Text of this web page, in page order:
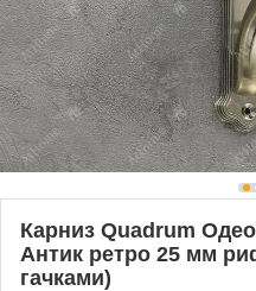
Карниз Quadrum
Антик ретро 25 мм
гачками)